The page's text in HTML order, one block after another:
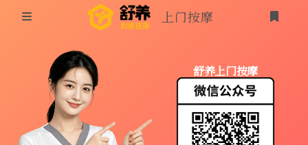
同城按摩
上门按摩
上门按摩
登录
舒养上门按摩